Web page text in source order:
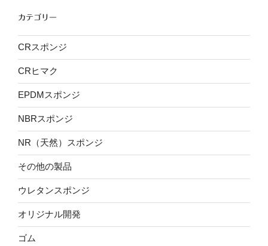
カテゴリー
CRスポンジ
CRヒマク
EPDMスポンジ
NBRスポンジ
NR（天然）スポンジ
その他の製品
ウレタンスポンジ
オリジナル開発
ゴム